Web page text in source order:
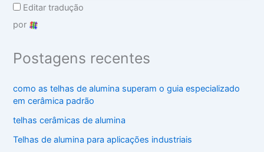
Editar tradução
por
Postagens recentes
como as telhas de alumina superam o guia especializado
em cerâmica padrão
telhas cerâmicas de alumina
Telhas de alumina para aplicações industriais